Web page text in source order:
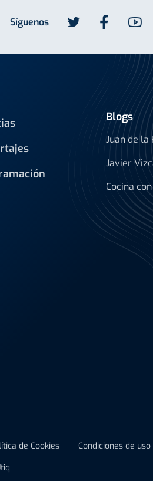
Síguenos
Blogs
Juan de la
Javier
Cocina
de Cookies
Condiciones de